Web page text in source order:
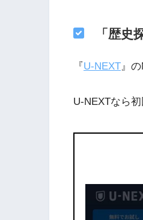
「歴
『U-NEXT』
U-NEXTなら